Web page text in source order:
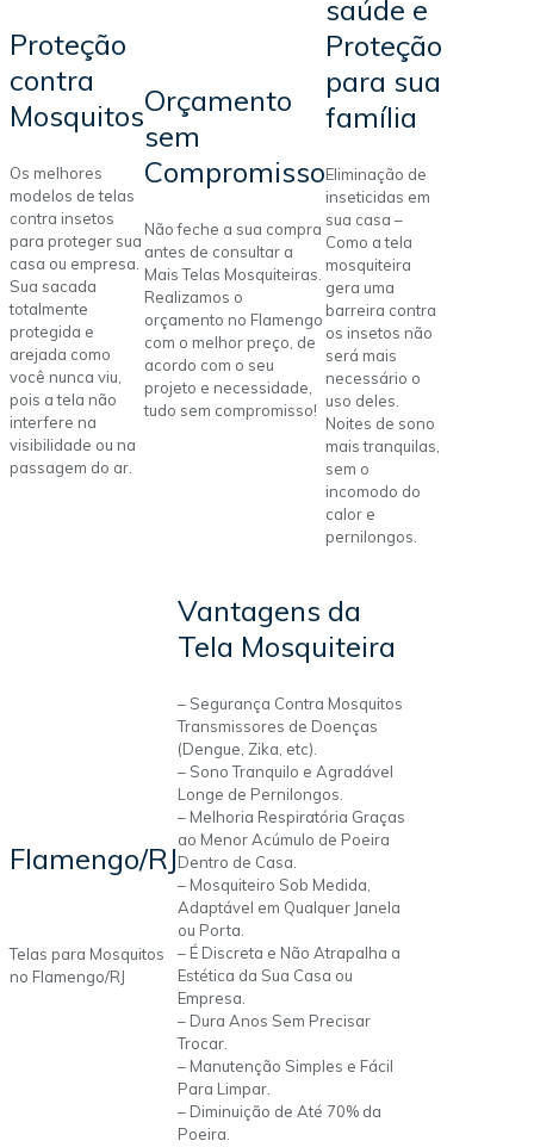
Proteção
contra
Mosquitos
Os melhores
modelos de telas
contra insetos
para proteger sua
casa ou empresa.
Sua sacada
totalmente
protegida e
arejada como
você nunca viu,
pois a tela não
interfere na
visibilidade ou na
passagem do ar.
Orçamento
sem
Compromisso
Não feche a sua compra
antes de consultar a
Mais Telas Mosquiteiras.
Realizamos o
orçamento no Flamengo
com o melhor preço, de
acordo com o seu
projeto e necessidade,
tudo sem compromisso!
saúde e
Proteção
para sua
família
Eliminação de
inseticidas em
sua casa –
Como a tela
mosquiteira
gera uma
barreira contra
os insetos não
será mais
necessário o
uso deles.
Noites de sono
mais tranquilas,
sem o
incomodo do
calor e
pernilongos.
Flamengo/RJ
Telas para Mosquitos
no Flamengo/RJ
Vantagens da
Tela Mosquiteira
– Segurança Contra Mosquitos
Transmissores de Doenças
(Dengue, Zika, etc).
– Sono Tranquilo e Agradável
Longe de Pernilongos.
– Melhoria Respiratória Graças
ao Menor Acúmulo de Poeira
Dentro de Casa.
– Mosquiteiro Sob Medida,
Adaptável em Qualquer Janela
ou Porta.
– É Discreta e Não Atrapalha a
Estética da Sua Casa ou
Empresa.
– Dura Anos Sem Precisar
Trocar.
– Manutenção Simples e Fácil
Para Limpar.
– Diminuição de Até 70% da
Poeira.